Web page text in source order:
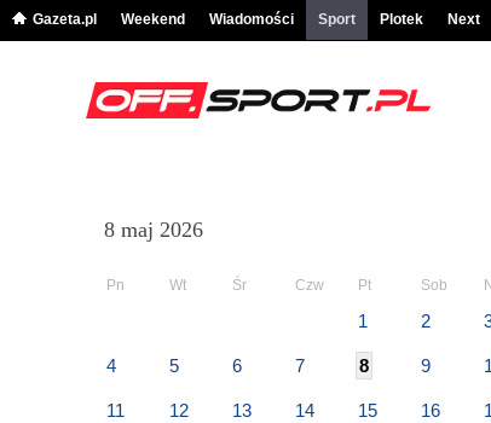
Gazeta.pl Weekend Wiadomości Sport Plotek Next
8 maj 2026
Pn Wt Śr Czw Pt Sob
1 2
4 5 6 7 8 9
11 12 13 14 15 16